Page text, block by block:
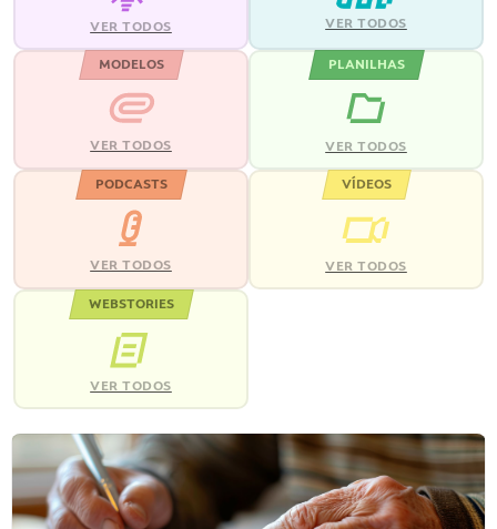
VER TODOS VER TODOS
MODELOS
VER TODOS
PLANILHAS
VER TODOS
PODCASTS
VER TODOS
VÍDEOS
VER TODOS
WEBSTORIES
VER TODOS